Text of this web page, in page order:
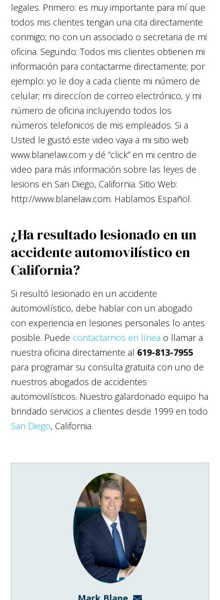
legales. Primero: es muy importante para mí que
todos mis clientes tengan una cita directamente
conmigo; no con un associado o secretaria de mi
oficina. Segundo: Todos mis clientes obtienen mi
información para contactarme directamente; por
ejemplo: yo le doy a cada cliente mi número de
celular; mi direccíon de correo electrónico, y mi
número de oficina incluyendo todos los
números telefonicos de mis empleados. Si a
Usted le gustó este video vaya a mi sitio web
www.blanelaw.com y dé “click” en mi centro de
video para más información sobre las leyes de
lesions en San Diego, California. Sitio Web:
http://www.blanelaw.com. Hablamos Español.
¿Ha resultado lesionado en un
accidente automovilístico en
California?
Si resultó lesionado en un accidente
automovilístico, debe hablar con un abogado
con experiencia en lesiones personales lo antes
posible. Puede contactarnos en línea o llamar a
nuestra oficina directamente al 619-813-7955
para programar su consulta gratuita con uno de
nuestros abogados de accidentes
automovilísticos. Nuestro galardonado equipo ha
brindado servicios a clientes desde 1999 en todo
San Diego, California.